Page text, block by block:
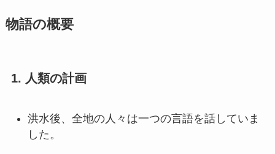
物語の概要
1. 人類の計画
洪水後、全地の人々は一つの言語を話していま
した。